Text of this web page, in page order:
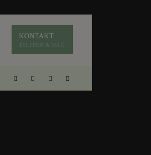
KONTAKT
TELEFON & MAIL